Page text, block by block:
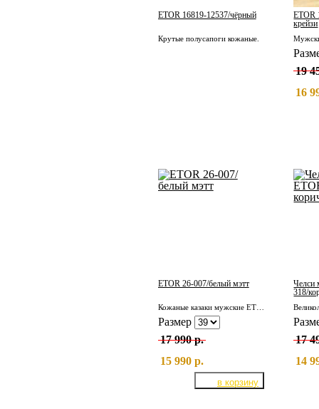
ETOR 16819-12537/чёрный
Крутые полусапоги кожаные.
ETOR
крейзи
19
16
ETOR 26-007/белый мэтт
Кожаные казаки мужские ETOR 26-007/белый мэтт
Размер
17 990 р.
15 990 р.
Челси
318/
17
14